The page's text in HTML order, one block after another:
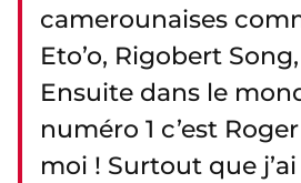
camerounaises
Eto’o, Rigobert
Ensuite dans le
numéro 1 c’est
moi ! Surtout que